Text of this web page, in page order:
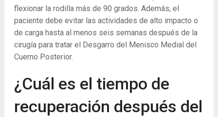
flexionar la rodilla más de 90 grados. Además, el
paciente debe evitar las actividades de alto impacto o
de carga hasta al menos seis semanas después de la
cirugía para tratar el Desgarro del Menisco Medial del
Cuerno Posterior.
¿Cuál es el tiempo de
recuperación después del